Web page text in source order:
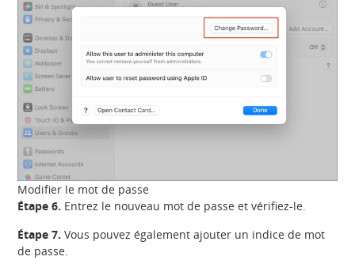
Modifier le mot de passe
Étape 6. Entrez le nouveau mot de passe et vérifiez-le.
Étape 7. Vous pouvez également ajouter un indice de mot
de passe.